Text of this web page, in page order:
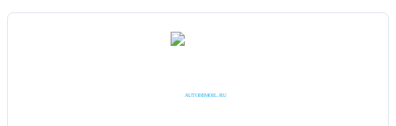
ПЛИТА НАГРЕВАТЕЛЬНАЯ ЛАБОРАТОРНАЯ